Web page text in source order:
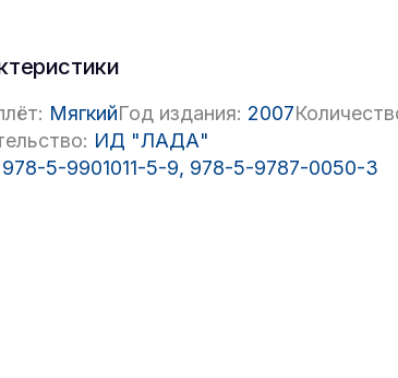
МягкийГод издания: 2007
ИД "ЛАДА"
978-5-9901011-5-9, 978-5-9787-0050-3